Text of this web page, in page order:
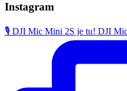
Instagram
🎙️ DJI Mic Mini 2S je tu! DJI